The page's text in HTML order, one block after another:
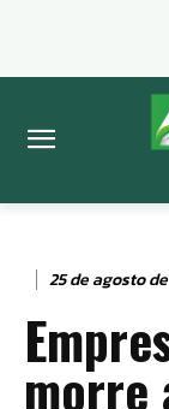
25 de agosto
morre